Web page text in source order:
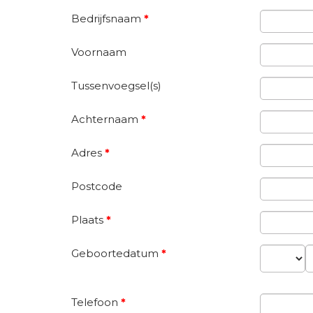
Bedrijfsnaam *
Voornaam
Tussenvoegsel(s)
Achternaam *
Adres *
Postcode
Plaats *
Geboortedatum *
Telefoon *